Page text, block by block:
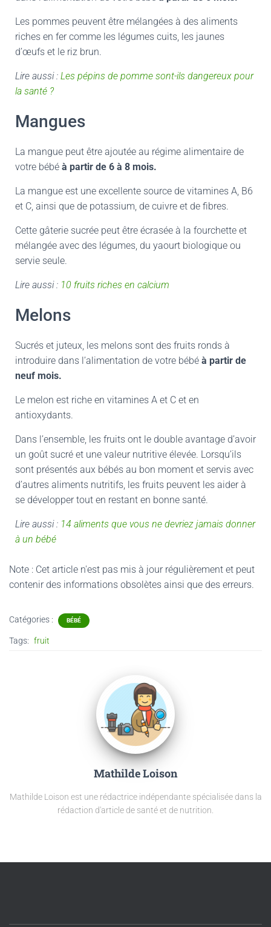
Les pommes peuvent être mélangées à des aliments
riches en fer comme les légumes cuits, les jaunes
d’œufs et le riz brun.
Lire aussi : Les pépins de pomme sont-ils dangereux pour
la santé ?
Mangues
La mangue peut être ajoutée au régime alimentaire de
votre bébé à partir de 6 à 8 mois.
La mangue est une excellente source de vitamines A, B6
et C, ainsi que de potassium, de cuivre et de fibres.
Cette gâterie sucrée peut être écrasée à la fourchette et
mélangée avec des légumes, du yaourt biologique ou
servie seule.
Lire aussi : 10 fruits riches en calcium
Melons
Sucrés et juteux, les melons sont des fruits ronds à
introduire dans l’alimentation de votre bébé à partir de
neuf mois.
Le melon est riche en vitamines A et C et en
antioxydants.
Dans l’ensemble, les fruits ont le double avantage d’avoir
un goût sucré et une valeur nutritive élevée. Lorsqu’ils
sont présentés aux bébés au bon moment et servis avec
d’autres aliments nutritifs, les fruits peuvent les aider à
se développer tout en restant en bonne santé.
Lire aussi : 14 aliments que vous ne devriez jamais donner
à un bébé
Note : Cet article n'est pas mis à jour régulièrement et peut
contenirdes informations obsolètes ainsi que des erreurs.
Catégories : BÉBÉ
Tags: fruit
Mathilde Loison
Mathilde Loison est une rédactrice indépendante spécialisée dans la
rédaction d'article de santé et de nutrition.